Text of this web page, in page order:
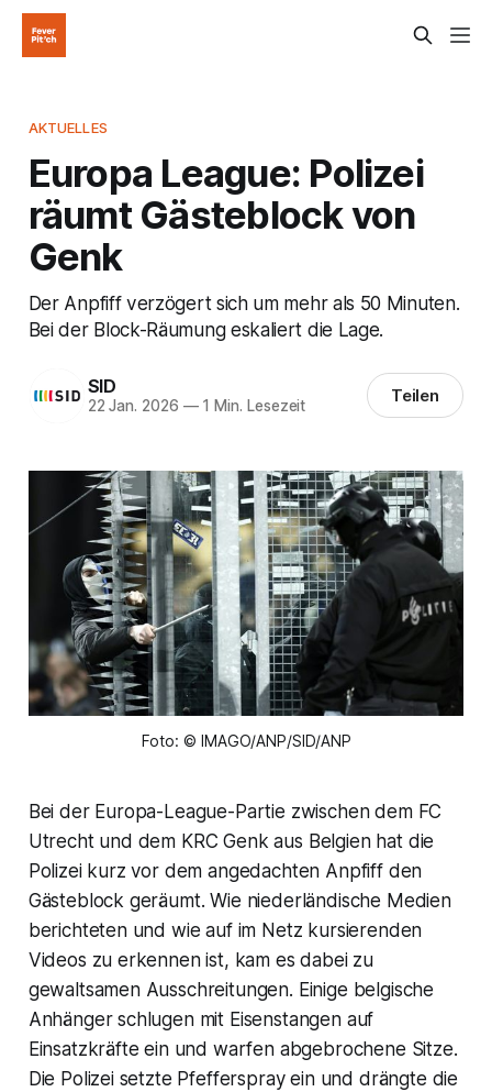
AKTUELLES
Europa League: Polizei
räumt Gästeblock von
Genk
Der Anpfiff verzögert sich um mehr als 50 Minuten.
Bei der Block-Räumung eskaliert die Lage.
SID
22 Jan. 2026 —1 Min. Lesezeit Teilen
Foto: © IMAGO/ANP/SID/ANP
Bei der Europa-League-Partie zwischen dem FC
Utrecht und dem KRC Genk aus Belgien hat die
Polizei kurz vor dem angedachten Anpfiff den
Gästeblock geräumt. Wie niederländische Medien
berichteten und wie auf im Netz kursierenden
Videos zu erkennen ist, kam es dabei zu
gewaltsamen Ausschreitungen. Einige belgische
Anhänger schlugen mit Eisenstangen auf
Einsatzkräfte ein und warfen abgebrochene Sitze.
Die Polizei setzte Pfefferspray ein und drängte die